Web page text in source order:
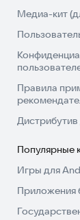
Медиа-кит
Правила
Популярные
Игры для
Приложения